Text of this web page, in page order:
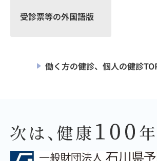
受診票等の外国語版
働く方の健診、個人の健診